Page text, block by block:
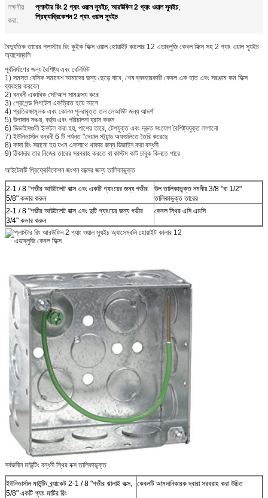
লক্ষণীয়
করা:
প্লাস্টার রিং 2 গ্যাং ওয়াল স্যুইচ, আরউফিন 2 গ্যাং ওয়াল স্যুইচ,
প্রিফ্যাব্রিকেশন 2 গ্যাং ওয়াল স্যুইচ
বৈদ্যুতিক তারের প্লাস্টার রিং কুইক ফিক্স ওয়াল হোয়াইট কালোর 12 এডাব্লুজি কেবল ফিক্স সহ 2 গ্যাং ওয়াল স্যুইচ
অ্যাসেম্বলি
পূর্বনির্মাণের জন্য বৈশিষ্ট্য এবং বেনিফিট
1) সমস্ত বেসিক সমাবেশ আমাদের জন্য ছেড়ে যাবে, শেষ ব্যবহারকারী কেবল এক হাত এবং সরঞ্জাম কম ফিক্স
ব্যবহার করবেন
2) বন্ধনী একাধিক সেটআপ সামঞ্জস্য করে
3) গ্রেগেন্ড পিগটেল একত্রিত হয়ে আসে
4) প্রতিরক্ষামূলক এবং কোনও পুনরাবৃত্ত তল লেআউট জন্য আদর্শ
5) উপাদান সঞ্চয়, বর্জ্য এবং পরিচালনা হ্রাস করুন
6) ডিভাইসগুলি ইনস্টল করা হয়, পাশের তারে, টেপযুক্ত এবং দ্রুত সংযোগ বৈশিষ্ট্যযুক্ত লাগানো
7) ইউনিভার্সাল বন্ধনী 6 টি পর্যন্ত "দেয়াল স্ট্যান্ড অফগুলিতে তৈরি করেছে
8) কাদা রিং সরানো হয় যখন একসাথে থাকার জন্য ডিজাইন করা বন্ধনী
9) ঠিকাদার তার নিজের তারের সরবরাহ করতে বা কাস্টম কাট চাবুক কিনতে পারে
আইটেমটি প্রিফ্রেবিকেশন জংশন বক্সের জন্য তালিকাভুক্ত
2-1 / 8 "গভীর আউটলেট বাক্স এবং একটি গ্যাংয়ের জন্য গভীর
5/8" কভার করুন
উল তালিকাভুক্ত নমনীয় 3/8 "বা 1/2"
তালিকাভুক্ত তারের
2-1 / 8 "গভীর আউটলেট বাক্স এবং দুটি গ্যাংয়ের জন্য গভীর
3/4" কভার করুন
কেবল স্থির এসি এমসি
সর্বজনীন মাউন্টিং বন্ধনী স্থির বক্স তালিকাভুক্ত
ইউনিভার্সাল মাউন্টিং ব্র্যাকেট 2-1 / 8 "গভীর ঝালাই বাক্স,
5/8" একটি গ্যাং মাটির রিং
কেবলটি আমদানিকারক দ্বারা সরবরাহ করা উচিত